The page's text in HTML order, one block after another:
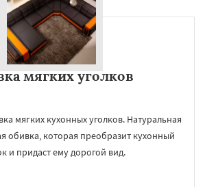
мягких уголков
мягких кухонных уголков. Натуральная
обивка, которая преобразит кухонный
и придаст ему дорогой вид.